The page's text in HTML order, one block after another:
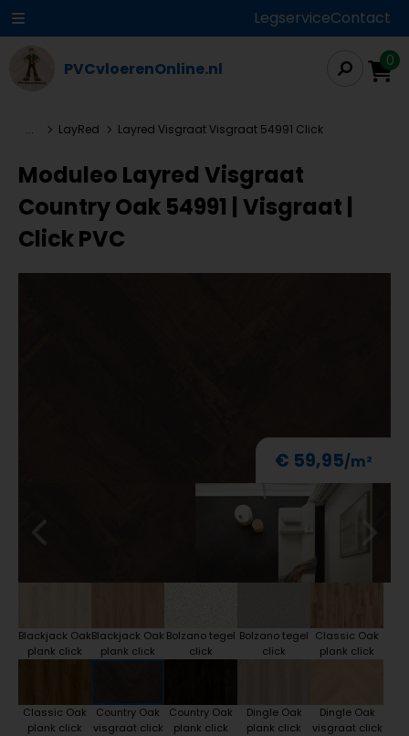
LegserviceContact
PVCvloerenOnline.nl 0
... LayRed Layred Visgraat Visgraat 54991 Click
Moduleo Layred Visgraat
Country Oak 54991 | Visgraat |
Click PVC
€ 59,95
Blackjack Oak
plank click
Blackjack Oak
plank click
Bolzano tegel
click
Bolzano tegel
click
Classic Oak
plank click
Classic Oak
plank click
Country Oak
visgraat click
Country Oak
plank click
Dingle Oak
plank click
Dingle Oak
visgraat click